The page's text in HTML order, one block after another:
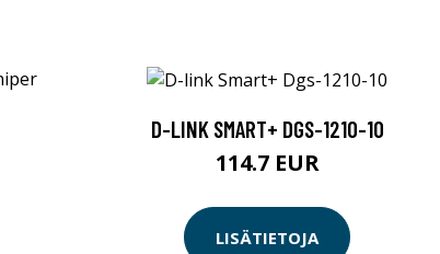
D-LINK SMART+ DGS-1210-10
114.7 EUR
LISÄTIETOJA